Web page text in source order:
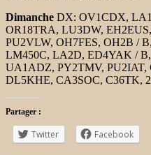
Dimanche DX: OV1CDX,
OR18TRA, LU3DW,
PU2VLW, OH7FES, OH2B /
LM450C, LA2D, ED4YAK /
UA1ADZ, PY2TMV, PU2IAT,
DL5KHE, CA3SOC, C36TK,
Partager :
Twitter Facebook